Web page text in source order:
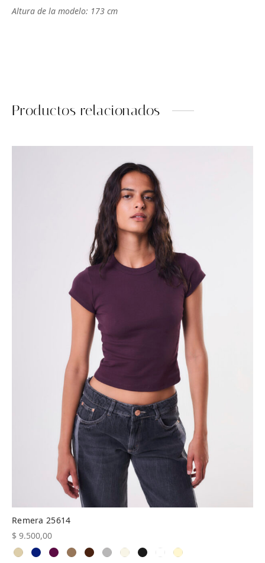
Altura de la modelo: 173 cm
Productos relacionados
Remera 25614
$ 9.500,00